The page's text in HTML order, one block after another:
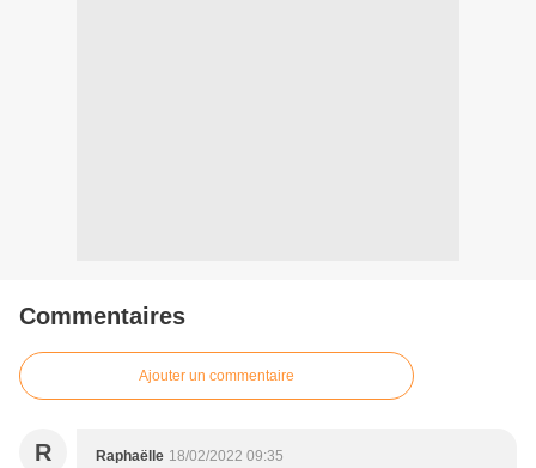
Commentaires
Ajouter un commentaire
R Raphaëlle 18/02/2022 09:35